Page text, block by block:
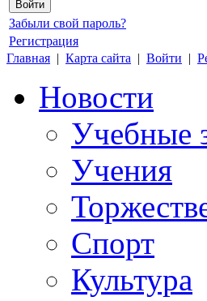
Забыли свой пароль?
Регистрация
Главная | Карта сайта | Войти |
Новости
Учебные
Учения
Спорт
Культура